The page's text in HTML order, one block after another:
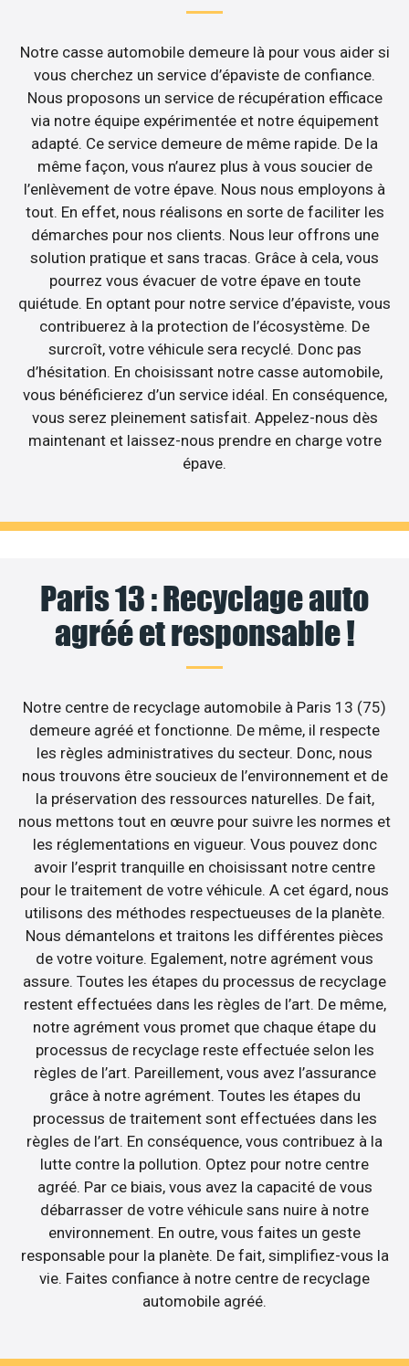
Notre casse automobile demeure là pour vous aider si
vous cherchez un service d’épaviste de confiance.
Nous proposons un service de récupération efficace
via notre équipe expérimentée et notre équipement
adapté. Ce service demeure de même rapide. De la
même façon, vous n’aurez plus à vous soucier de
l’enlèvement de votre épave. Nous nous employons à
tout. En effet, nous réalisons en sorte de faciliter les
démarches pour nos clients. Nous leur offrons une
solution pratique et sans tracas. Grâce à cela, vous
pourrez vous évacuer de votre épave en toute
quiétude. En optant pour notre service d’épaviste, vous
contribuerez à la protection de l’écosystème. De
surcroît, votre véhicule sera recyclé. Donc pas
d’hésitation. En choisissant notre casse automobile,
vous bénéficierez d’un service idéal. En conséquence,
vous serez pleinement satisfait. Appelez-nous dès
maintenant et laissez-nous prendre en charge votre
épave.
Paris 13 : Recyclage auto
agréé et responsable !
Notre centre de recyclage automobile à Paris 13 (75)
demeure agréé et fonctionne. De même, il respecte
les règles administratives du secteur. Donc, nous
nous trouvons être soucieux de l’environnement et de
la préservation des ressources naturelles. De fait,
nous mettons tout en œuvre pour suivre les normes et
les réglementations en vigueur. Vous pouvez donc
avoir l’esprit tranquille en choisissant notre centre
pour le traitement de votre véhicule. A cet égard, nous
utilisons des méthodes respectueuses de la planète.
Nous démantelons et traitons les différentes pièces
de votre voiture. Egalement, notre agrément vous
assure. Toutes les étapes du processus de recyclage
restent effectuées dans les règles de l’art. De même,
notre agrément vous promet que chaque étape du
processus de recyclage reste effectuée selon les
règles de l’art. Pareillement, vous avez l’assurance
grâce à notre agrément. Toutes les étapes du
processus de traitement sont effectuées dans les
règles de l’art. En conséquence, vous contribuez à la
lutte contre la pollution. Optez pour notre centre
agréé. Par ce biais, vous avez la capacité de vous
débarrasser de votre véhicule sans nuire à notre
environnement. En outre, vous faites un geste
responsable pour la planète. De fait, simplifiez-vous la
vie. Faites confiance à notre centre de recyclage
automobile agréé.